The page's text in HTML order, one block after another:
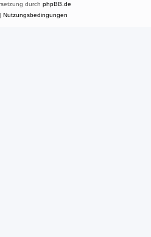
durch phpBB.de
Nutzungsbedingungen